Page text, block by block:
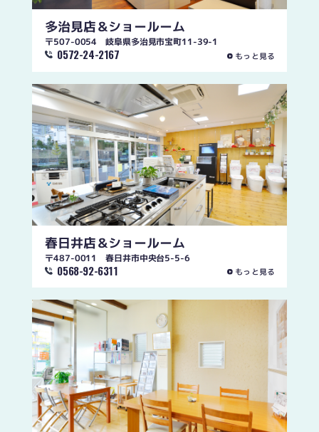
多治見店＆ショールーム
〒507-0054 岐阜県多治見市宝町11-39-1
0572-24-2167 もっと見る
春日井店＆ショールーム
〒487-0011 春日井市中央台5-5-6
0568-92-6311 もっと見る